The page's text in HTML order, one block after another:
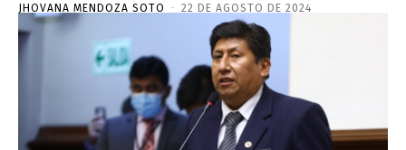
JHOVANA MENDOZA SOTO - 22 DE AGOSTO DE 2024